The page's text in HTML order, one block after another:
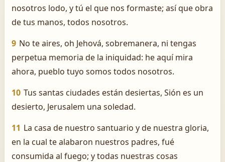
nosotros lodo, y tú el que nos formaste; así que obra
de tus manos, todos nosotros.
9 No te aires, oh Jehová, sobremanera, ni tengas
perpetua memoria de la iniquidad: he aquí mira
ahora, pueblo tuyo somos todos nosotros.
10 Tus santas ciudades están desiertas, Sión es un
desierto, Jerusalem una soledad.
11 La casa de nuestro santuario y de nuestra gloria,
en la cual te alabaron nuestros padres, fué
consumida al fuego; y todas nuestras cosas